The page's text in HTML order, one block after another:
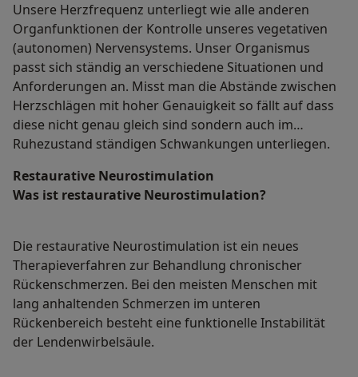
Unsere Herzfrequenz unterliegt wie alle anderen
Organfunktionen der Kontrolle unseres vegetativen
(autonomen) Nervensystems. Unser Organismus
passt sich ständig an verschiedene Situationen und
Anforderungen an. Misst man die Abstände zwischen
Herzschlägen mit hoher Genauigkeit so fällt auf dass
diese nicht genau gleich sind sondern auch im
Ruhezustand ständigen Schwankungen unterliegen.
Restaurative Neurostimulation
Was ist restaurative Neurostimulation?
Die restaurative Neurostimulation ist ein neues
Therapieverfahren zur Behandlung chronischer
Rückenschmerzen. Bei den meisten Menschen mit
lang anhaltenden Schmerzen im unteren
Rückenbereich besteht eine funktionelle Instabilität
der Lendenwirbelsäule.